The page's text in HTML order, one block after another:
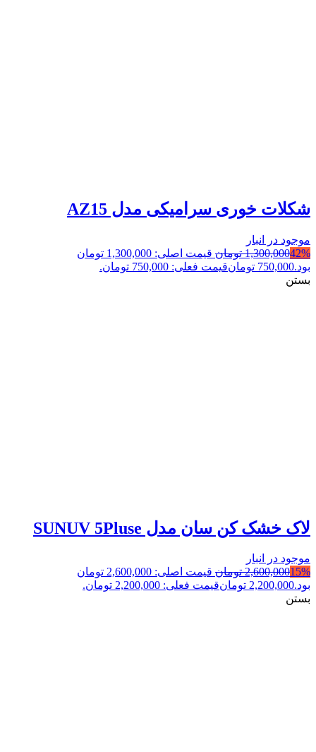
شکلات خوری سرامیکی مدل AZ15
موجود در انبار
42%
1,300,000 تومان
قیمت اصلی: 1,300,000 تومان
بود.750,000 تومانقیمت فعلی: 750,000 تومان.
بستن
لاک خشک کن سان مدل SUNUV 5Pluse
موجود در انبار
15%
2,600,000 تومان
قیمت اصلی: 2,600,000 تومان
بود.2,200,000 تومانقیمت فعلی: 2,200,000 تومان.
بستن